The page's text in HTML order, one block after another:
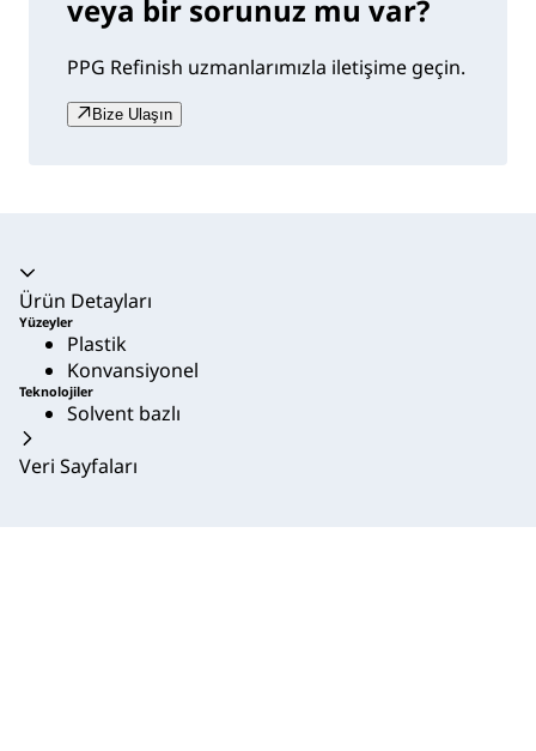
veya bir sorunuz mu var?
PPG Refinish uzmanlarımızla iletişime geçin.
Bize Ulaşın
Akordeon daraltıldı
Ürün Detayları
Yüzeyler
Plastik
Konvansiyonel
Teknolojiler
Solvent bazlı
Veri Sayfaları